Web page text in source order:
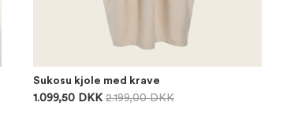
Sukosu kjole med krave
1.099,50 DKK 2.199,00 DKK